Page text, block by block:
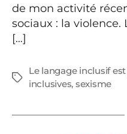
de mon activité
sociaux : la violence.
[…]
Étiquettes
Le langage inclusif
inclusives, sexisme